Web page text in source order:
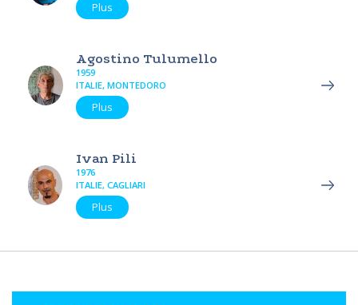
Plus
Agostino Tulumello
1959
ITALIE, MONTEDORO
Plus
Ivan Pili
1976
ITALIE, CAGLIARI
Plus